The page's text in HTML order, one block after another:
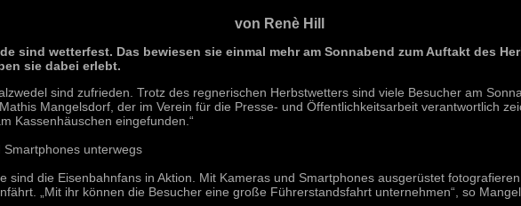
von Renè Hill
sind wetterfest. Das bewiesen sie einmal mehr am Sonnabend zum Auftakt des
sie dabei erlebt.
sind zufrieden. Trotz des regnerischen Herbstwetters sind viele Besucher am
Mangelsdorf, der im Verein für die Presse- und Öffentlichkeitsarbeit verantwortlich
Kassenhäuschen eingefunden.“
unterwegs
sind die Eisenbahnfans in Aktion. Mit Kameras und Smartphones ausgerüstet
„Mit ihr können die Besucher eine große Führerstandsfahrt unternehmen“, so